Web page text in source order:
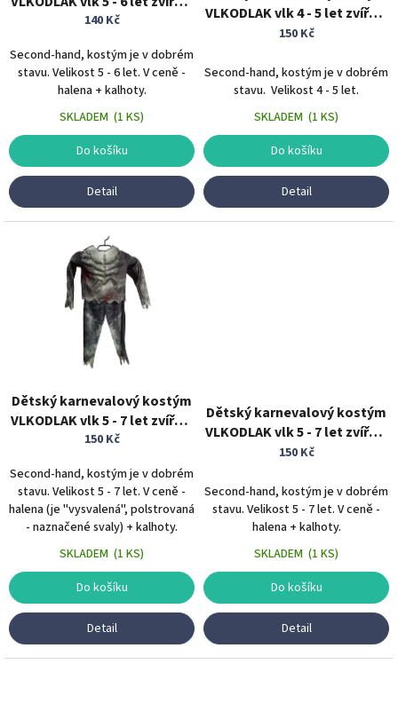
ů
kostým
140 Kč
Second-hand, kostým je v dobrém
stavu. Velikost 5 - 6 let. V ceně -
halena + kalhoty.
SKLADEM (1 KS)
Do košíku
Detail
VLKODLAK vlk 4 - 5 let zvířecí
kostým
150 Kč
Second-hand, kostým je v dobrém
stavu. Velikost 4 - 5 let.
SKLADEM (1 KS)
Do košíku
Detail
Dětský karnevalový kostým
VLKODLAK vlk 5 - 7 let zvířecí
kostým
150 Kč
Second-hand, kostým je v dobrém
stavu. Velikost 5 - 7 let. V ceně -
halena (je "vysvalená", polstrovaná
- naznačené svaly) + kalhoty.
SKLADEM (1 KS)
Do košíku
Detail
Dětský karnevalový kostým
VLKODLAK vlk 5 - 7 let zvířecí
kostým
150 Kč
Second-hand, kostým je v dobrém
stavu. Velikost 5 - 7 let. V ceně -
halena + kalhoty.
SKLADEM (1 KS)
Do košíku
Detail